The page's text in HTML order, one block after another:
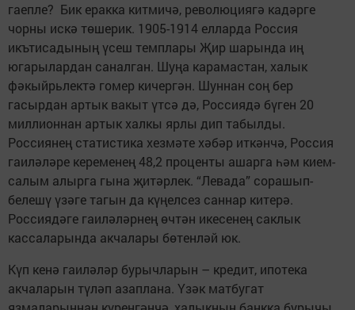
гаепле? Бик еракка китмичә, революциягә кадәрге
чорны искә төшерик. 1905-1914 елларда Россия
икътисадының үсеш темплары Җир шарында иң
югарылардан саналган. Шуңа карамастан, халык
фәкыйрьлектә гомер кичергән. Шуннан соң бер
гасырдан артык вакыт үтсә дә, Россиядә бүген 20
миллионнан артык халкы ярлы дип табылды.
Россиянең статистика хезмәте хәбәр иткәнчә, Россия
гаиләләре кеременең 48,2 проценты ашарга һәм кием-
салым алырга гына җитәрлек. “Левада” сорашып-
белешү үзәге тагын да күңелсез саннар китерә.
Россиядәге гаиләләрнең өчтән икесенең саклык
кассаларында акчалары бөтенләй юк.
Күп кенә гаиләләр бурычларын – кредит, ипотека
акчаларын түләп азаплана. Үзәк матбугат